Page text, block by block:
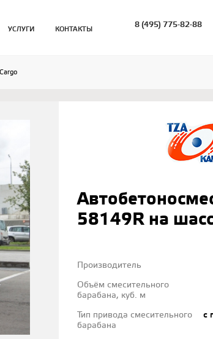
УСЛУГИ КОНТАКТЫ 8 (495) 775-82-88
58149R на
Производитель
Объём смесительного
барабана, куб. м
Тип привода смесительного
барабана
с